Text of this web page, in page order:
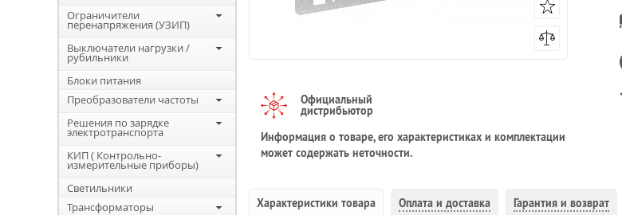
Ограничители
перенапряжения (УЗИП)
Выключатели нагрузки /
рубильники
Блоки питания
Преобразователи частоты
Решения по зарядке
электротранспорта
КИП ( Контрольно-
измерительные приборы)
Светильники
Трансформаторы
Официальный
дистрибьютор
Информация о товаре, его характеристиках и комплектации
может содержать неточности.
Характеристики товара Оплата и доставка Гарантия и возврат